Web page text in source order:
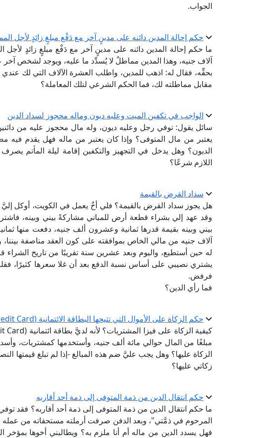
الجواب.
حكم إحالة المدين دائنه على مدينٍ آخر مع دَفْع مبلغٍ زائدٍ لأجل
ما حكم إحالة المدين دائنه على مدينٍ آخر مع دَفْع مبلغٍ زائدٍ
آلاف جنيه، وهذا المدين مماطلٌ لا يُسدِّد ما عليه، ويوجد لشخص آخر
بحقِّه، فقال له: اذهب للمدين، واطلب العشرة الآلاف التي لك عندي
مقابل مماطلته لك، فما الحكم الشرعي لتلك المعاملة؟
الواجب في تكفين الميت وعليه ديون وماله محجوز لسداد الدين
سائل يقول: توفي رجل وعليه ديون، وله مال محجوز عليه من
يعتبر من مال المتوفى؟ وإذا كان يعتبر من ماله فهل يقدم فيه
الديون؟ وهل يدخل في التجهيز والتكفين إقامة ليلة المأتم
اللازم شرعًا؟
سداد القرض بالقيمة
هل يجوز سداد القرض بالقيمة؟ فلي أخٌ يعمل في الكويت، أوكل
وقد عهد إلي بشراء قطعة أرض للمباني مشاركةً بيني وبينه،
بيني وبينه بقيمة قدرها ثمانية وعشرون ألف جنيه، دفعت منها
آلاف جنيه من مالي الخاص بموافقته على كون العقد مناصفة
له حين أستطيع، واليوم وبعد عشرين سنة تقريبًا من تاريخ الشراء
يشتري نصيبي على أساس نسبة الدفع بعد أن غلا سعرها كثيرًا،
فرفض.
فما رأي الدين؟
حكم الزكاة على الأموال التي تتيحها البطاقة الائتمانية (Credit Card) -فيزا المشتريات-
مبلغًا من المال حوالي مائة ألف جنيه، وأستخدمها كمشتريات،
الزكاة عليها؟ وهل يجب عليَّ ضم هذه المبالغ -إذا لم تبلغ قيمتها
زكاتي عليها؟
حكم انتقال الدين من ذمة المتوفى إلى ذمة أحد أقاربه
ما حكم انتقال الدين من ذمة المتوفى إلى ذمة أحد أقاربه؟ فقد
المرحوم في ذمَّتي"، وبعد الدفن صرفت أرملته مستحقاته من
فهل يسدد الدين من ماله أم أنا ملزم به؟ ويطالبني أخوها بمؤخر